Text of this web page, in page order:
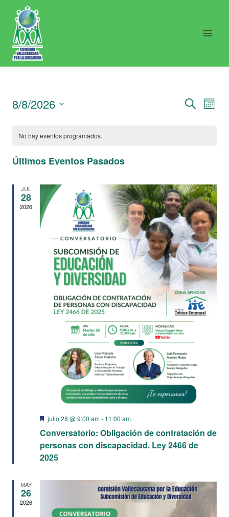
Saltar
contenido
y
de
BUSCAR
8/8/2026
fecha.
No hay eventos programados.
Últimos Eventos Pasados
JUL
28
2026
Destacado
julio 28 @ 9:00 am- 11:00 am
Conversatorio: Obligación de contratación de
personas con discapacidad. Ley 2466 de
2025
MAY
26
2026